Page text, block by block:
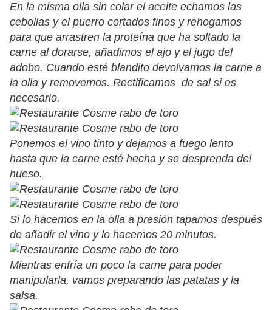
En la misma olla sin colar el aceite echamos las
cebollas y el puerro cortados finos y rehogamos
para que arrastren la proteína que ha soltado la
carne al dorarse, añadimos el ajo y el jugo del
adobo. Cuando esté blandito devolvamos la carne a
la olla y removemos. Rectificamos de sal si es
necesario.
Ponemos el vino tinto y dejamos a fuego lento
hasta que la carne esté hecha y se desprenda del
hueso.
Si lo hacemos en la olla a presión tapamos después
de añadir el vino y lo hacemos 20 minutos.
Mientras enfría un poco la carne para poder
manipularla, vamos preparando las patatas y la
salsa.